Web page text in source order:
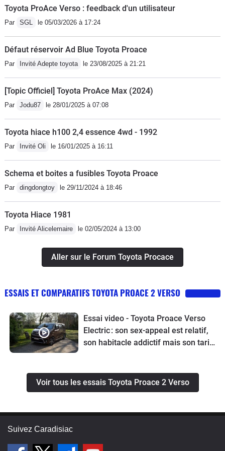
Toyota ProAce Verso : feedback d'un utilisateur
Par SGL le 05/03/2026 à 17:24
Défaut réservoir Ad Blue Toyota Proace
Par Invité Adepte toyota le 23/08/2025 à 21:21
[Topic Officiel] Toyota ProAce Max (2024)
Par Jodu87 le 28/01/2025 à 07:08
Toyota hiace h100 2,4 essence 4wd - 1992
Par Invité Oli le 16/01/2025 à 16:11
Schema et boites a fusibles Toyota Proace
Par dingdongtoy le 29/11/2024 à 18:46
Toyota Hiace 1981
Par Invité Alicelemaire le 02/05/2024 à 13:00
Aller sur le Forum Toyota Procace
ESSAIS ET COMPARATIFS TOYOTA PROACE 2 VERSO
Essai video - Toyota Proace Verso
Electric : son sex-appeal est relatif,
son habitacle addictif mais son tarif
Voir tous les essais Toyota Proace 2 Verso
Suivez Caradisiac